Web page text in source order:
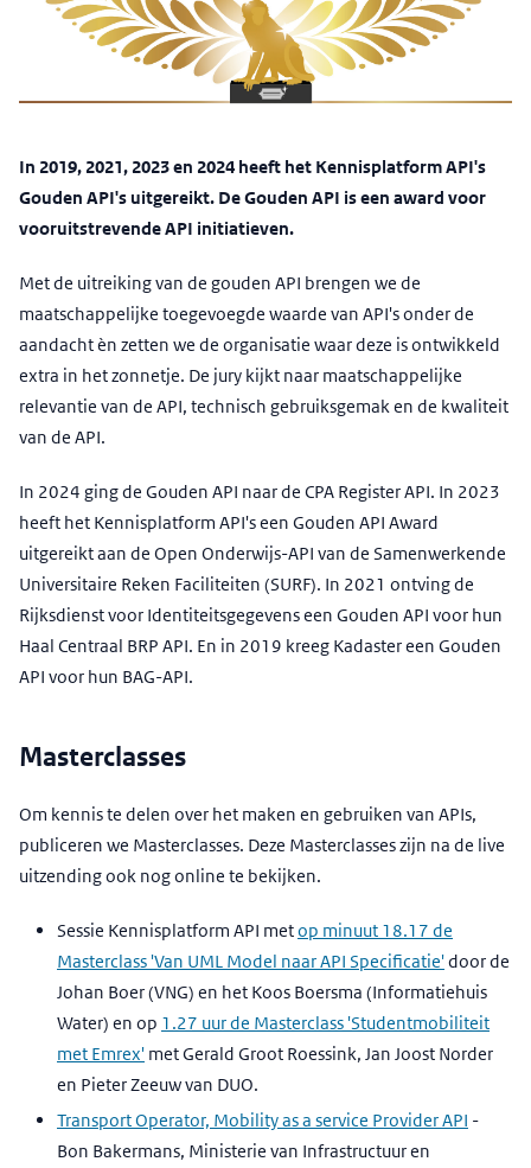
In 2019, 2021, 2023 en 2024 heeft het Kennisplatform API's
Gouden API's uitgereikt. De Gouden API is een award voor
vooruitstrevende API initiatieven.
Met de uitreiking van de gouden API brengen we de
maatschappelijke toegevoegde waarde van API's onder de
aandacht èn zetten we de organisatie waar deze is ontwikkeld
extra in het zonnetje. De jury kijkt naar maatschappelijke
relevantie van de API, technisch gebruiksgemak en de kwaliteit
van de API.
In 2024 ging de Gouden API naar de CPA Register API. In 2023
heeft het Kennisplatform API's een Gouden API Award
uitgereikt aan de Open Onderwijs-API van de Samenwerkende
Universitaire Reken Faciliteiten (SURF). In 2021 ontving de
Rijksdienst voor Identiteitsgegevens een Gouden API voor hun
Haal Centraal BRP API. En in 2019 kreeg Kadaster een Gouden
API voor hun BAG-API.
Masterclasses
Om kennis te delen over het maken en gebruiken van APIs,
publiceren we Masterclasses. Deze Masterclasses zijn na de live
uitzending ook nog online te bekijken.
Sessie Kennisplatform API metop minuut 18.17 de
Masterclass 'Van UML Model naar API Specificatie'door de
Johan Boer (VNG) en het Koos Boersma (Informatiehuis
Water) en op 1.27 uur de Masterclass 'Studentmobiliteit
met Emrex' met Gerald Groot Roessink, Jan Joost Norder
en Pieter Zeeuw van DUO.
Transport Operator, Mobility as a service Provider API -
Bon Bakermans, Ministerie van Infrastructuur en